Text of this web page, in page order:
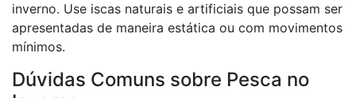
inverno. Use iscas naturais e artificiais que possam ser
apresentadas de maneira estática ou com movimentos
mínimos.
Dúvidas Comuns sobre Pesca no